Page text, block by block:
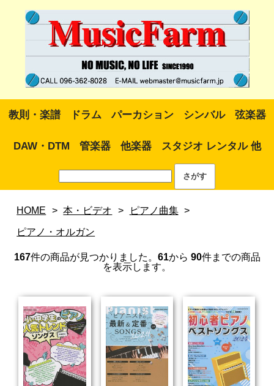
教則・楽譜 ドラム パーカション シンバル 弦楽器
DAW・DTM 管楽器 他楽器 スタジオ レンタル 他
HOME > 本・ビデオ > ピアノ曲集 >
ピアノ・オルガン
167件の商品が見つかりました。 61から 90件までの商品
を表示します。